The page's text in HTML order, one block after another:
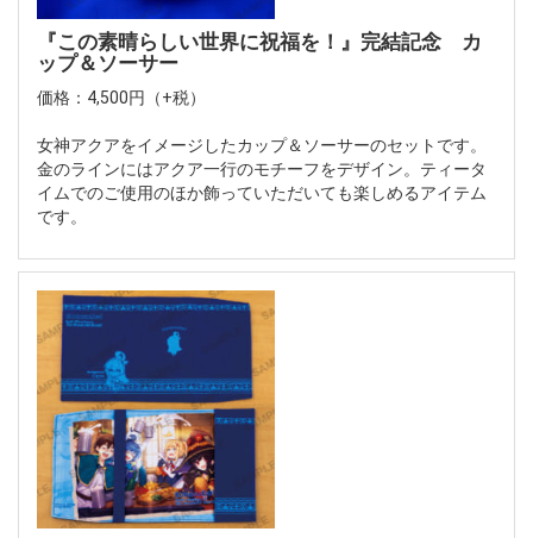
『この素晴らしい世界に祝福を！』完結記念 カ
ップ＆ソーサー
価格：4,500円（+税）
女神アクアをイメージしたカップ＆ソーサーのセットです。
金のラインにはアクア一行のモチーフをデザイン。ティータ
イムでのご使用のほか飾っていただいても楽しめるアイテム
です。